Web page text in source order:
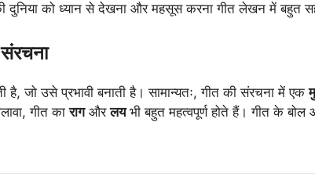
को ध्यान से देखना और महसूस करना गीत लेखन में बहुत
है, जो उसे प्रभावी बनाती है। सामान्यतः, गीत की संरचना में एक
गीत कारागऔरलयभी बहुत महत्वपूर्ण होते हैं। गीत के